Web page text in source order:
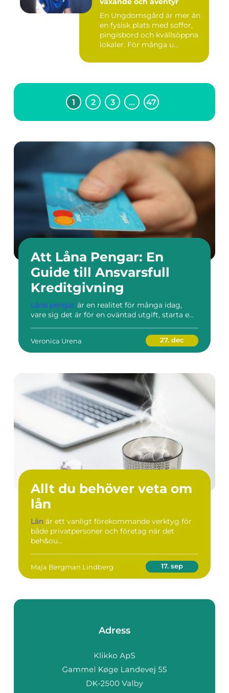
En Ungdomsgård är mer än
en fysisk plats med soffor,
pingisbord och kvällsöppna
lokaler. För många u...
1 2 3 … 47
Att Låna Pengar: En
Guide till Ansvarsfull
Kreditgivning
Låna pengar är en realitet för många idag,
vare sig det är för en oväntad utgift, starta e...
Veronica Urena 27. dec
Allt du behöver veta om
lån
Lån är ett vanligt förekommande verktyg för
både privatpersoner och företag när det
beh&ou...
Maja Bergman Lindberg 17. sep
Adress